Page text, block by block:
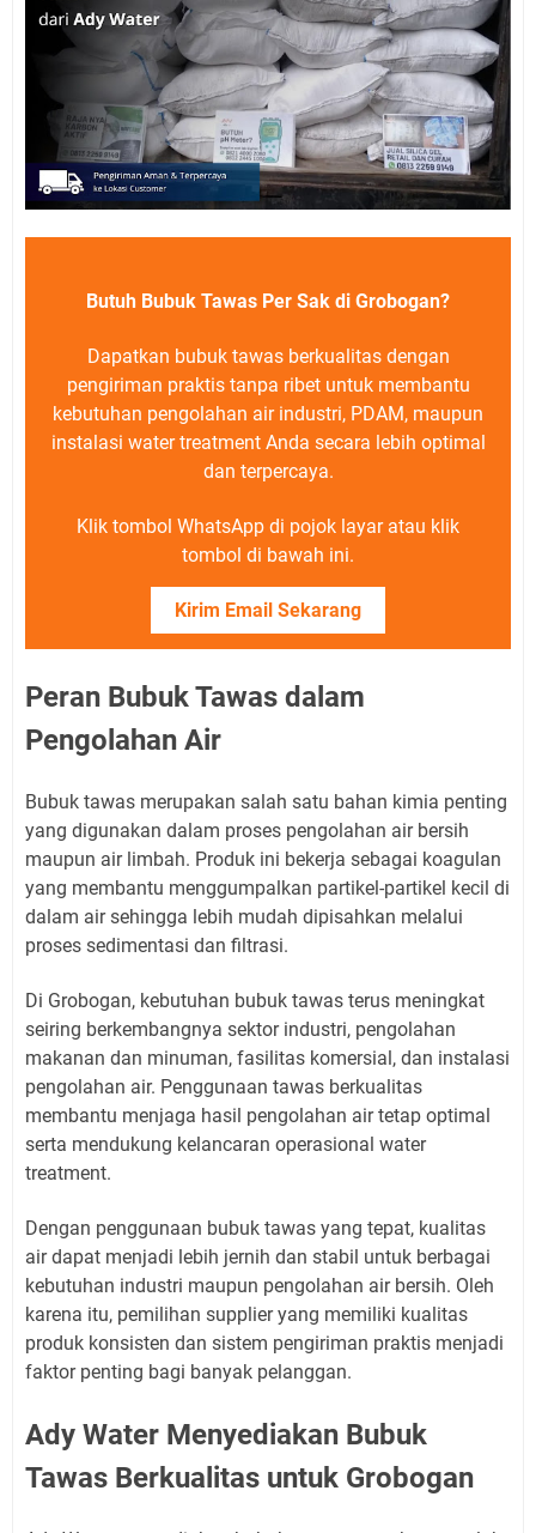
Butuh Bubuk Tawas Per Sak di Grobogan?
Dapatkan bubuk tawas berkualitas dengan
pengiriman praktis tanpa ribet untuk membantu
kebutuhan pengolahan air industri, PDAM, maupun
instalasi water treatment Anda secara lebih optimal
dan terpercaya.
Klik tombol WhatsApp di pojok layar atau klik
tombol di bawah ini.
Kirim Email Sekarang
Peran Bubuk Tawas dalam
Pengolahan Air
Bubuk tawas merupakan salah satu bahan kimia penting
yang digunakan dalam proses pengolahan air bersih
maupun air limbah. Produk ini bekerja sebagai koagulan
yang membantu menggumpalkan partikel-partikel kecil di
dalam air sehingga lebih mudah dipisahkan melalui
proses sedimentasi dan filtrasi.
Di Grobogan, kebutuhan bubuk tawas terus meningkat
seiring berkembangnya sektor industri, pengolahan
makanan dan minuman, fasilitas komersial, dan instalasi
pengolahan air. Penggunaan tawas berkualitas
membantu menjaga hasil pengolahan air tetap optimal
serta mendukung kelancaran operasional water
treatment.
Dengan penggunaan bubuk tawas yang tepat, kualitas
air dapat menjadi lebih jernih dan stabil untuk berbagai
kebutuhan industri maupun pengolahan air bersih. Oleh
karena itu, pemilihan supplier yang memiliki kualitas
produk konsisten dan sistem pengiriman praktis menjadi
faktor penting bagi banyak pelanggan.
Ady Water Menyediakan Bubuk
Tawas Berkualitas untuk Grobogan